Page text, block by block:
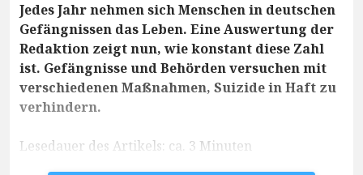
Jedes Jahr nehmen sich Menschen in deutschen
Gefängnissen das Leben. Eine Auswertung der
Redaktion zeigt nun, wie konstant diese Zahl
ist. Gefängnisse und Behörden versuchen mit
verschiedenen Maßnahmen, Suizide in Haft zu
verhindern.
Lesedauer des Artikels: ca. 3 Minuten